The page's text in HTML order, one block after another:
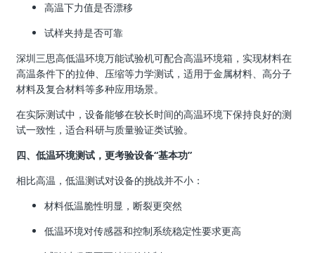
高温下力值是否漂移
试样夹持是否可靠
深圳三思高低温环境万能试验机可配合高温环境箱，实现材料在
高温条件下的拉伸、压缩等力学测试，适用于金属材料、高分子
材料及复合材料等多种应用场景。
在实际测试中，设备能够在较长时间的高温环境下保持良好的测
试一致性，适合科研与质量验证类试验。
四、低温环境测试，更考验设备“基本功”
相比高温，低温测试对设备的挑战并不小：
材料低温脆性明显，断裂更突然
低温环境对传感器和控制系统稳定性要求更高